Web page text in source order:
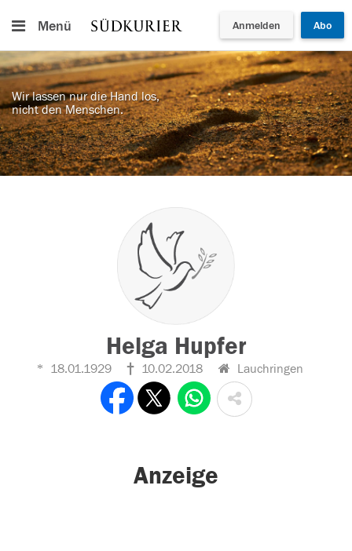
Menü Anmelden Abo
Wir lassen nur die Hand los,
nicht den Menschen.
Helga Hupfer
18.01.1929 10.02.2018 Lauchringen
Anzeige